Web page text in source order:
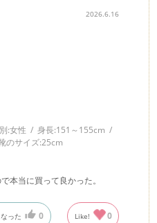
2026.6.16
:女性 身長:151～155cm
のサイズ:25cm
本当に買って良かった。
った 0 Like! 0